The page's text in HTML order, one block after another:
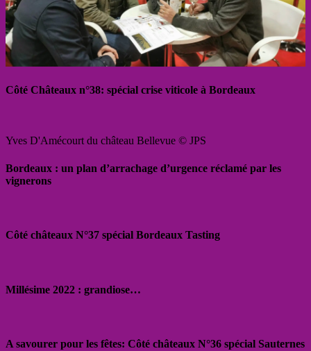
Côté Châteaux n°38: spécial crise viticole à Bordeaux
Yves D'Amécourt du château Bellevue © JPS
Bordeaux : un plan d’arrachage d’urgence réclamé par les
vignerons
Côté châteaux N°37 spécial Bordeaux Tasting
Millésime 2022 : grandiose…
A savourer pour les fêtes: Côté châteaux N°36 spécial Sauternes